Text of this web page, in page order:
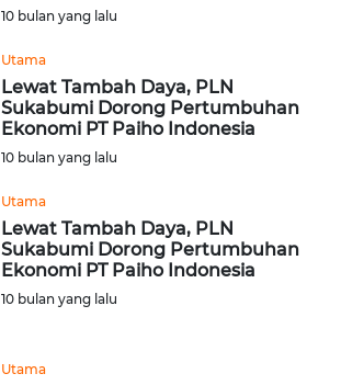
10 bulan yang lalu
Utama
Lewat Tambah Daya, PLN
Sukabumi Dorong Pertumbuhan
Ekonomi PT Paiho Indonesia
10 bulan yang lalu
Utama
Lewat Tambah Daya, PLN
Sukabumi Dorong Pertumbuhan
Ekonomi PT Paiho Indonesia
10 bulan yang lalu
Utama